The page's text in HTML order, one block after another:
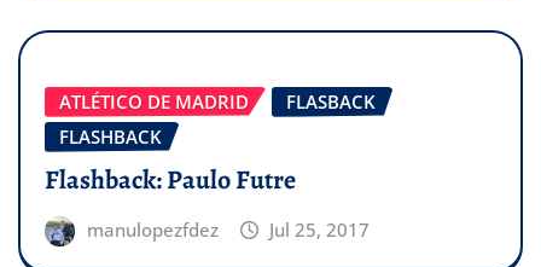
ATLÉTICO DE MADRID
FLASBACK
FLASHBACK
Flashback: Paulo Futre
manulopezfdez Jul 25, 2017